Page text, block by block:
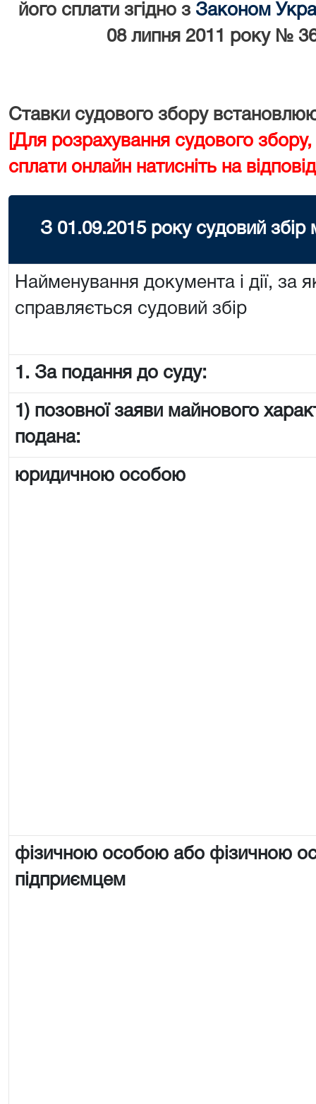
його сплати згідно з Законом
08 липня 2011 року №
Ставки судового збору
[Для розрахування судового
сплати онлайн натисніть на
З 01.09.2015 року судовий
Найменування документа і дії, за
справляється судовий збір
1. За подання до суду:
1) позовної заяви майнового
подана:
юридичною особою
фізичною особою або фізичною
підприємцем